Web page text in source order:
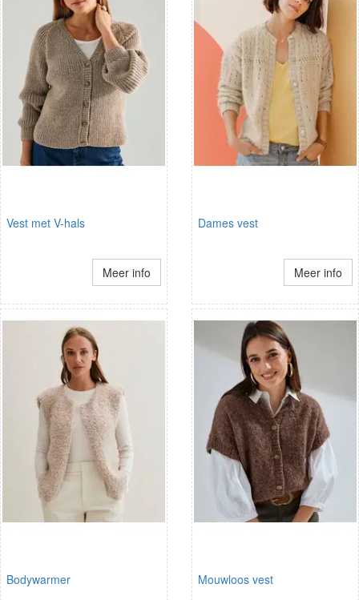
Vest met V-hals
Meer info
Dames vest
Meer info
Bodywarmer Mouwloos vest